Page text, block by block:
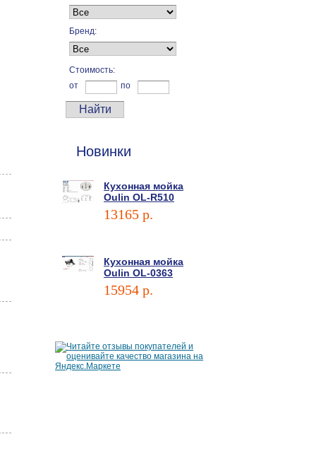
Бренд:
Стоимость:
от
по
Новинки
Кухонная мойка
Oulin OL-R510
13165 p.
Кухонная мойка
Oulin OL-0363
15954 p.